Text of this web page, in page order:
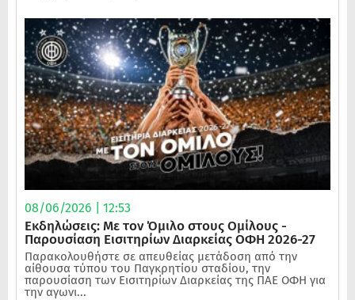
08/06/2026 | 12:53
Εκδηλώσεις: Με τον Όμιλο στους Ομίλους -
Παρουσίαση Εισιτηρίων Διαρκείας ΟΦΗ 2026-27
Παρακολουθήστε σε απευθείας μετάδοση από την
αίθουσα τύπου του Παγκρητίου σταδίου, την
παρουσίαση των Εισιτηρίων Διαρκείας της ΠΑΕ ΟΦΗ για
την αγωνι...